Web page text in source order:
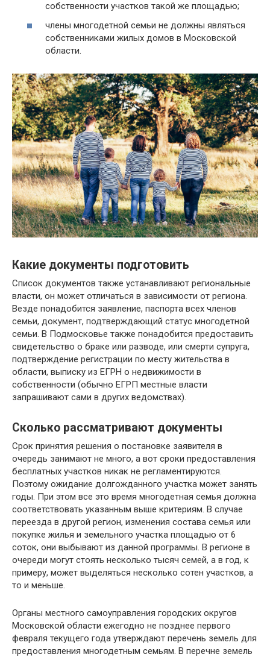
собственности участков такой же площадью;
члены многодетной семьи не должны являться
собственниками жилых домов в Московской
области.
Какие документы подготовить
Список документов также устанавливают региональные
власти, он может отличаться в зависимости от региона.
Везде понадобится заявление, паспорта всех членов
семьи, документ, подтверждающий статус многодетной
семьи. В Подмосковье также понадобится предоставить
свидетельство о браке или разводе, или смерти супруга,
подтверждение регистрации по месту жительства в
области, выписку из ЕГРН о недвижимости в
собственности (обычно ЕГРП местные власти
запрашивают сами в других ведомствах).
Сколько рассматривают документы
Срок принятия решения о постановке заявителя в
очередь занимают не много, а вот сроки предоставления
бесплатных участков никак не регламентируются.
Поэтому ожидание долгожданного участка может занять
годы. При этом все это время многодетная семья должна
соответствовать указанным выше критериям. В случае
переезда в другой регион, изменения состава семья или
покупке жилья и земельного участка площадью от 6
соток, они выбывают из данной программы. В регионе в
очереди могут стоять несколько тысяч семей, а в год, к
примеру, может выделяться несколько сотен участков, а
то и меньше.
Органы местного самоуправления городских округов
Московской области ежегодно не позднее первого
февраля текущего года утверждают перечень земель для
предоставления многодетным семьям. В перечне земель